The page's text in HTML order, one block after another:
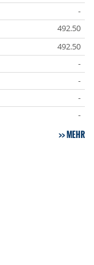
-
492.50
492.50
-
-
-
-
MEHR